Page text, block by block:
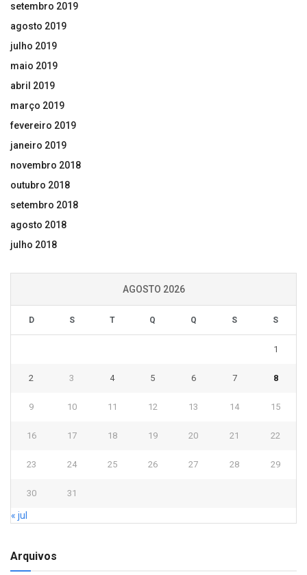
setembro 2019
agosto 2019
julho 2019
maio 2019
abril 2019
março 2019
fevereiro 2019
janeiro 2019
novembro 2018
outubro 2018
setembro 2018
agosto 2018
julho 2018
AGOSTO 2026
D S T Q Q S S
1
2 3 4 5 6 7 8
9 10 11 12 13 14 15
16 17 18 19 20 21 22
23 24 25 26 27 28 29
30 31
« jul
Arquivos